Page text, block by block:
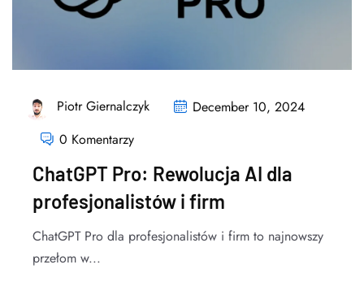
Piotr Giernalczyk
December 10, 2024
0 Komentarzy
ChatGPT Pro: Rewolucja AI dla
profesjonalistów i firm
ChatGPT Pro dla profesjonalistów i firm to najnowszy
przełom w...